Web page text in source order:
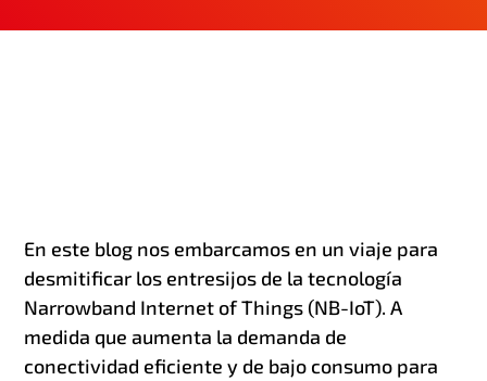
En este blog nos embarcamos en un viaje para
desmitificar los entresijos de la tecnología
Narrowband Internet of Things (NB-IoT). A
medida que aumenta la demanda de
conectividad eficiente y de bajo consumo para